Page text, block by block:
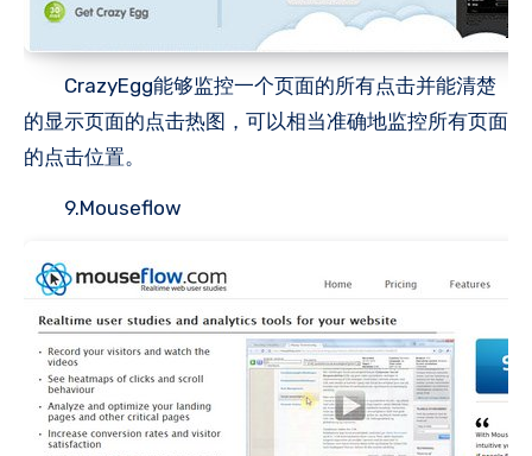
CrazyEgg能够监控一个页面的所有点击并能清楚
的显示页面的点击热图，可以相当准确地监控所有页面
的点击位置。
9.Mouseflow